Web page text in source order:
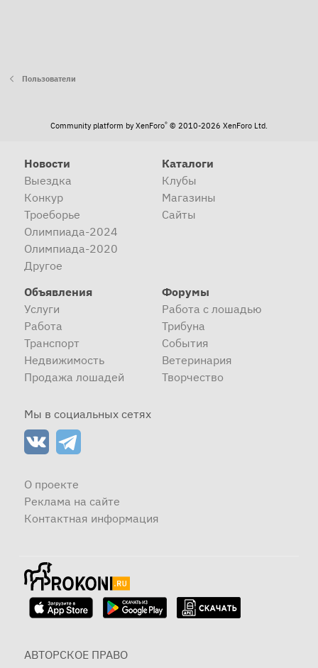
Пользователи
Community platform by XenForo® © 2010-2026 XenForo Ltd.
Новости
Выездка
Конкур
Троеборье
Олимпиада-2024
Олимпиада-2020
Другое
Каталоги
Клубы
Магазины
Сайты
Объявления
Услуги
Работа
Транспорт
Недвижимость
Продажа лошадей
Форумы
Работа с лошадью
Трибуна
События
Ветеринария
Творчество
Мы в социальных сетях
О проекте
Реклама на сайте
Контактная информация
АВТОРСКОЕ ПРАВО